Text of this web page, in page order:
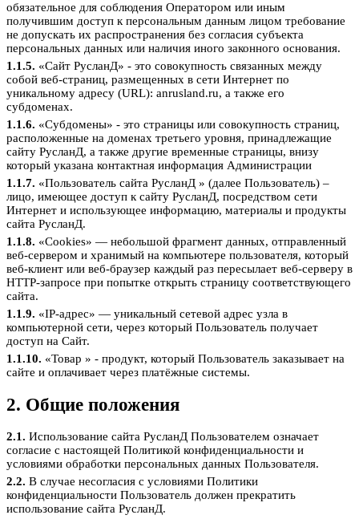
обязательное для соблюдения Оператором или иным
получившим доступ к персональным данным лицом требование
не допускать их распространения без согласия субъекта
персональных данных или наличия иного законного основания.
1.1.5. «Сайт РусланД» - это совокупность связанных между
собой веб-страниц, размещенных в сети Интернет по
уникальному адресу (URL): anrusland.ru, а также его
субдоменах.
1.1.6. «Субдомены» - это страницы или совокупность страниц,
расположенные на доменах третьего уровня, принадлежащие
сайту РусланД, а также другие временные страницы, внизу
который указана контактная информация Администрации
1.1.7. «Пользователь сайта РусланД » (далее Пользователь) –
лицо, имеющее доступ к сайту РусланД, посредством сети
Интернет и использующее информацию, материалы и продукты
сайта РусланД.
1.1.8. «Cookies» — небольшой фрагмент данных, отправленный
веб-сервером и хранимый на компьютере пользователя, который
веб-клиент или веб-браузер каждый раз пересылает веб-серверу в
HTTP-запросе при попытке открыть страницу соответствующего
сайта.
1.1.9. «IP-адрес» — уникальный сетевой адрес узла в
компьютерной сети, через который Пользователь получает
доступ на Сайт.
1.1.10. «Товар » - продукт, который Пользователь заказывает на
сайте и оплачивает через платёжные системы.
2. Общие положения
2.1. Использование сайта РусланД Пользователем означает
согласие с настоящей Политикой конфиденциальности и
условиями обработки персональных данных Пользователя.
2.2. В случае несогласия с условиями Политики
конфиденциальности Пользователь должен прекратить
использование сайта РусланД.